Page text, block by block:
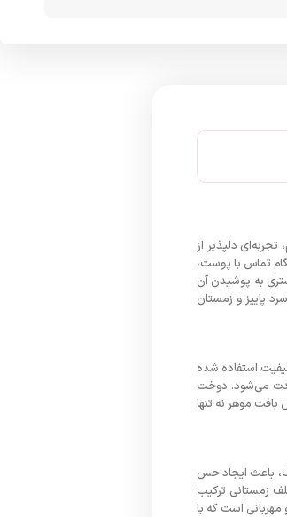
دلپذیر از
تماس با پوست،
به پوشیدن آن
پاییز و زمستان
استفاده شده
می‌شود. دوخت
موهر نه تنها
باعث ایجاد حس
با استایل‌های مختلف زمستانی ترکیب
مهربانی است که با